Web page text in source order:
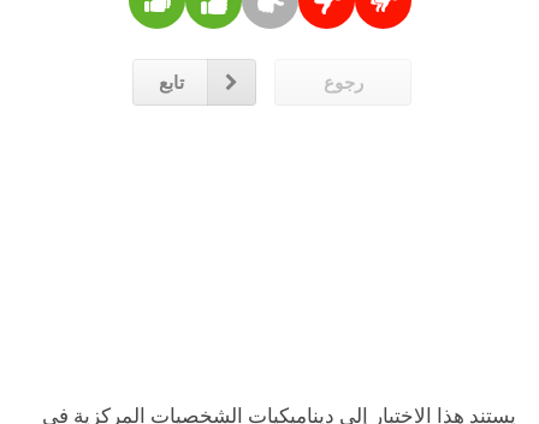
رجوع تابع
يستند هذا الاختبار إلى ديناميكيات الشخصيات المركزية في